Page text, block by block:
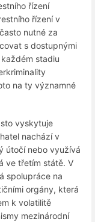
řízení
řízení v
nutné za
s dostupnými
stadiu
na ty významné
vyskytuje
nachází v
útočí nebo využívá
ve třetím státě. V
spolupráce na
orgány, která
k volatilitě
mezinárodní